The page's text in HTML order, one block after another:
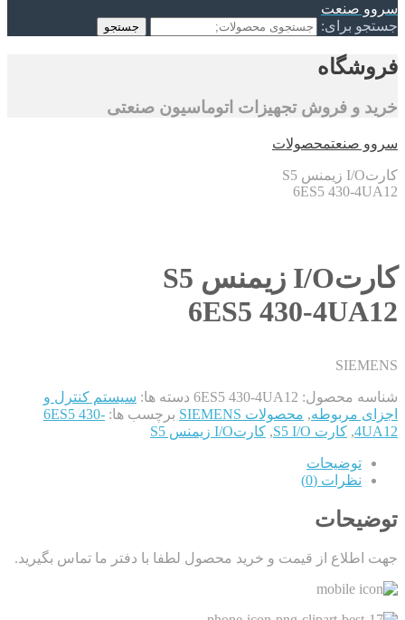
سروو صنعت
جستجو برای:
جستجو
فروشگاه
خرید و فروش تجهیزات اتوماسیون صنعتی
سروو صنعتمحصولات
کارتI/O زیمنس S5
6ES5 430-4UA12
کارتI/O زیمنس S5
6ES5 430-4UA12
SIEMENS
شناسه محصول: 6ES5 430-4UA12 دسته ها: سیستم کنترل و
اجزای مربوطه, محصولات SIEMENS برچسب ها: 6ES5 430-
4UA12
, کارت S5 I/O , کارتI/O زیمنس S5
توضیحات
نظرات (0)
توضیحات
جهت اطلاع از قیمت و خرید محصول لطفا با دفتر ما تماس بگیرید.